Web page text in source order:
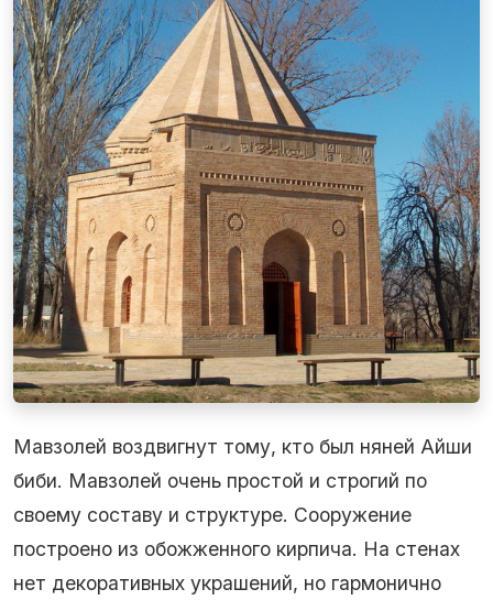
Мавзолей воздвигнут тому, кто был няней Айши
биби. Мавзолей очень простой и строгий по
своему составу и структуре. Сооружение
построено из обожженного кирпича. На стенах
нет декоративных украшений, но гармонично